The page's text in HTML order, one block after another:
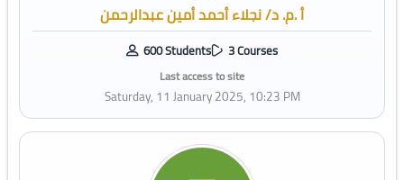
أ .م. د/ نجلاء أحمد أمين عبدالرحمن
600 Students 3 Courses
Last access to site
Saturday, 11 January 2025, 10:23 PM